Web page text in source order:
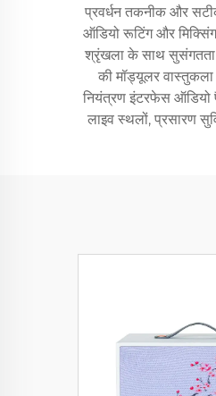
प्रवर्धन तकनीक और
ऑडियो रूटिंग और
श्रृंखला के साथ सुसंगतता
की मॉड्यूलर
नियंत्रण इंटरफेस ऑडियो
लाइव स्थलों, प्रसारण